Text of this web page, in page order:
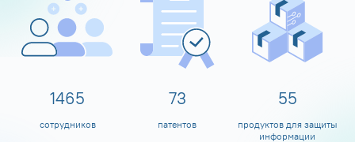
1598
сотрудников
80
патентов
60
продуктов для защиты
информации